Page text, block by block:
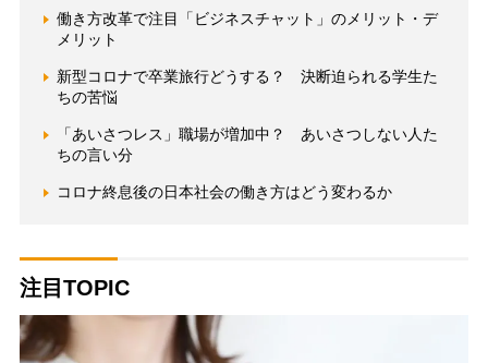
働き方改革で注目「ビジネスチャット」のメリット・デ
メリット
新型コロナで卒業旅行どうする？ 決断迫られる学生た
ちの苦悩
「あいさつレス」職場が増加中？ あいさつしない人た
ちの言い分
コロナ終息後の日本社会の働き方はどう変わるか
注目TOPIC